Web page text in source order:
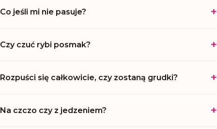
Co jeśli mi nie pasuje?
Czy czuć rybi posmak?
Rozpuści się całkowicie, czy zostaną grudki?
Na czczo czy z jedzeniem?